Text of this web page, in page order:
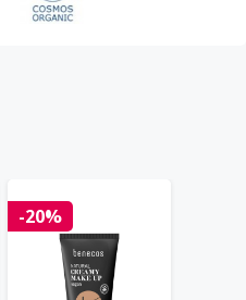
-20%